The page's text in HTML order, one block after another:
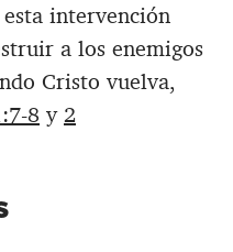
intervención
a los enemigos
Cristo vuelva,
8 y2